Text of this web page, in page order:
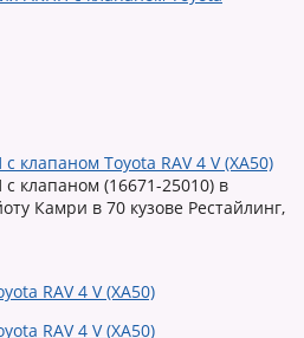
клапаном Toyota RAV 4 V (XA50)
клапаном (16671-25010) в
Камри в 70 кузове Рестайлинг,